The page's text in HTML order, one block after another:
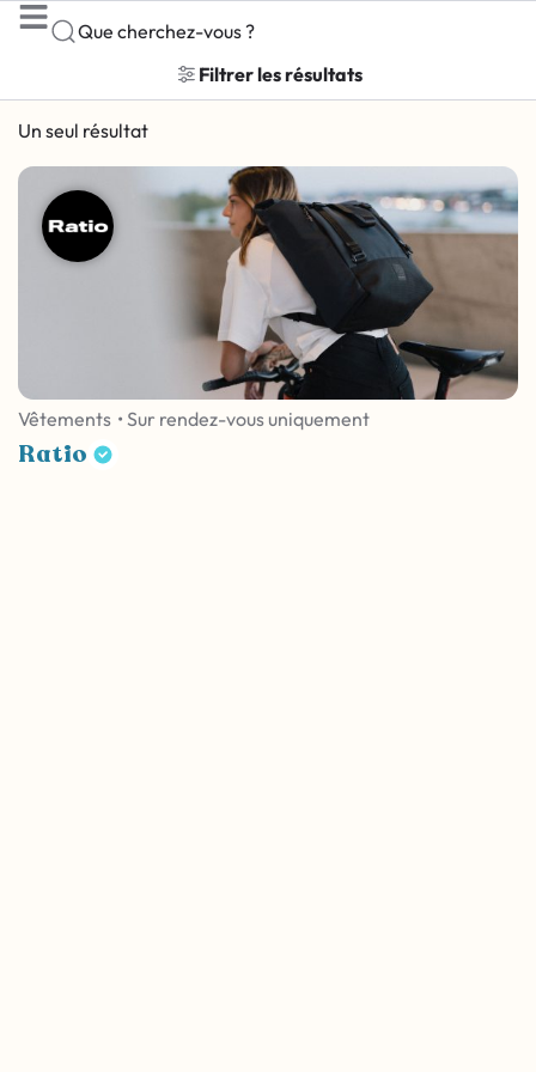
Que cherchez-vous ?
Filtrer les résultats
Un seul résultat
Vêtements • Sur rendez-vous uniquement
Ratio